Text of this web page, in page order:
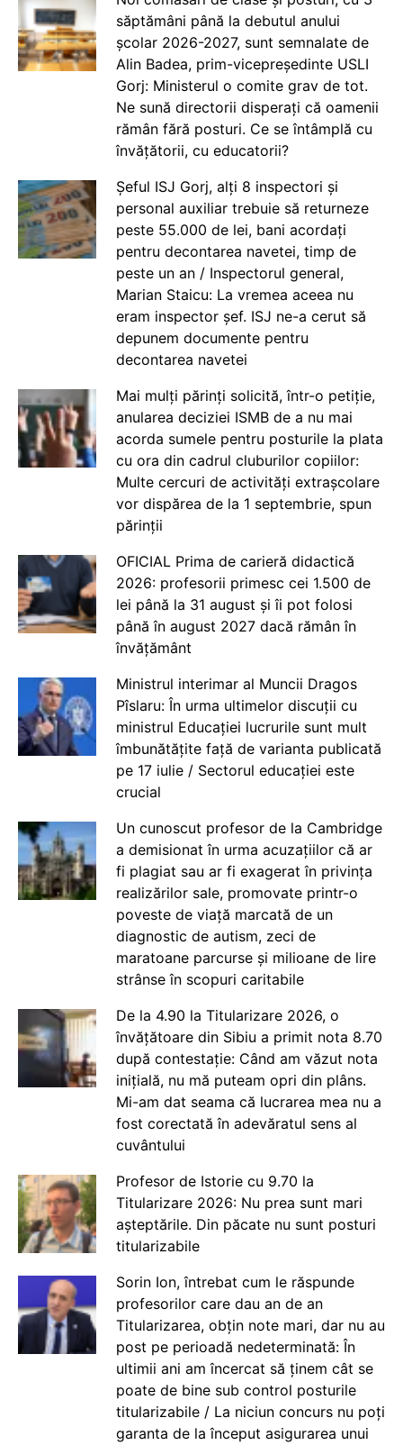
săptămâni până la debutul anului
școlar 2026-2027, sunt semnalate de
Alin Badea, prim-vicepreședinte USLI
Gorj: Ministerul o comite grav de tot.
Ne sună directorii disperați că oamenii
rămân fără posturi. Ce se întâmplă cu
învățătorii, cu educatorii?
Șeful ISJ Gorj, alți 8 inspectori și
personal auxiliar trebuie să returneze
peste 55.000 de lei, bani acordați
pentru decontarea navetei, timp de
peste un an / Inspectorul general,
Marian Staicu: La vremea aceea nu
eram inspector șef. ISJ ne-a cerut să
depunem documente pentru
decontarea navetei
Mai mulți părinți solicită, într-o petiție,
anularea deciziei ISMB de a nu mai
acorda sumele pentru posturile la plata
cu ora din cadrul cluburilor copiilor:
Multe cercuri de activități extrașcolare
vor dispărea de la 1 septembrie, spun
părinții
OFICIAL Prima de carieră didactică
2026: profesorii primesc cei 1.500 de
lei până la 31 august și îi pot folosi
până în august 2027 dacă rămân în
învățământ
Ministrul interimar al Muncii Dragos
Pîslaru: În urma ultimelor discuții cu
ministrul Educației lucrurile sunt mult
îmbunătățite față de varianta publicată
pe 17 iulie / Sectorul educației este
crucial
Un cunoscut profesor de la Cambridge
a demisionat în urma acuzațiilor că ar
fi plagiat sau ar fi exagerat în privința
realizărilor sale, promovate printr-o
poveste de viață marcată de un
diagnostic de autism, zeci de
maratoane parcurse și milioane de lire
strânse în scopuri caritabile
De la 4.90 la Titularizare 2026, o
învățătoare din Sibiu a primit nota 8.70
după contestație: Când am văzut nota
inițială, nu mă puteam opri din plâns.
Mi-am dat seama că lucrarea mea nu a
fost corectată în adevăratul sens al
cuvântului
Profesor de Istorie cu 9.70 la
Titularizare 2026: Nu prea sunt mari
așteptările. Din păcate nu sunt posturi
titularizabile
Sorin Ion, întrebat cum le răspunde
profesorilor care dau an de an
Titularizarea, obțin note mari, dar nu au
post pe perioadă nedeterminată: În
ultimii ani am încercat să ținem cât se
poate de bine sub control posturile
titularizabile / La niciun concurs nu poți
garanta de la început asigurarea unui